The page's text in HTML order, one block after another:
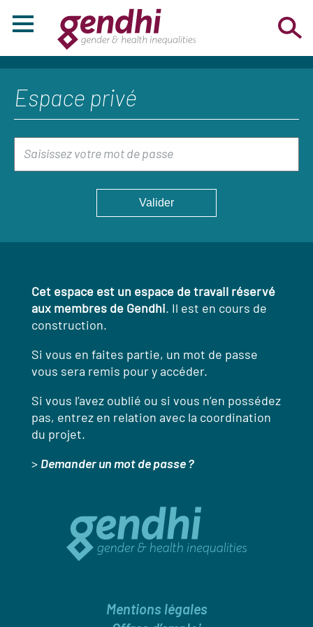
Espace privé
Cet espace est un espace de travail réservé
aux membres de Gendhi. Il est en cours de
construction.
Si vous en faites partie, un mot de passe
vous sera remis pour y accéder.
Si vous l’avez oublié ou si vous n’en possédez
pas, entrez en relation avec la coordination
du projet.
> Demander un mot de passe ?
Mentions légales